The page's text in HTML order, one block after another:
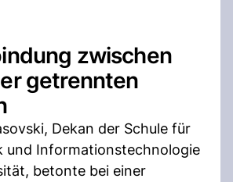
zwischen
getrennten
Dekan der Schule für
und Informationstechnologie
betonte bei einer